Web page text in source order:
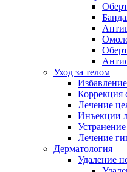
Уход за телом
Коррекция
Лечение
Инъекции
Лечение
Дерматология
Удаление